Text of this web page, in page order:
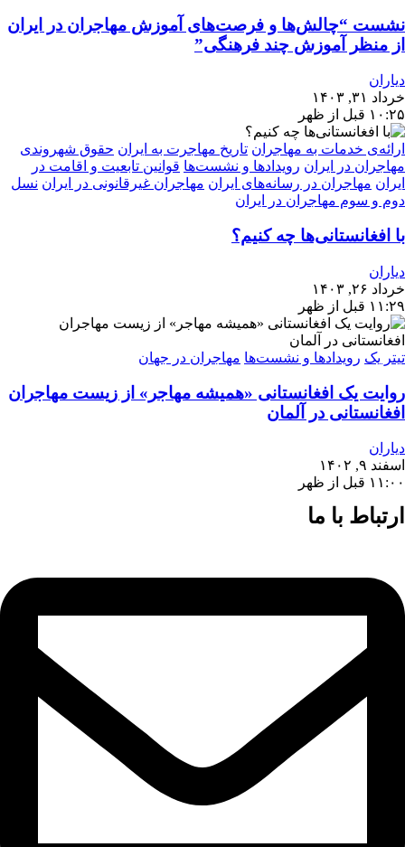
نشست “چالش‌ها و فرصت‌های آموزش مهاجران در ایران
از منظر آموزش چند فرهنگی”
دیاران
خرداد ۳۱, ۱۴۰۳
۱۰:۲۵ قبل از ظهر
ارائه‌ی خدمات به مهاجران تاریخ مهاجرت به ایران حقوق شهروندی
مهاجران در ایران رویدادها و نشست‌ها قوانین تابعیت و اقامت در
ایران مهاجران در رسانه‌های ایران مهاجران غیرقانونی در ایران نسل
دوم و سوم مهاجران در ایران
با افغانستانی‌ها چه کنیم؟
دیاران
خرداد ۲۶, ۱۴۰۳
۱۱:۲۹ قبل از ظهر
تیتر یک رویدادها و نشست‌ها مهاجران در جهان
روایت یک افغانستانی «همیشه مهاجر» از زیست مهاجران
افغانستانی در آلمان
دیاران
اسفند ۹, ۱۴۰۲
۱۱:۰۰ قبل از ظهر
ارتباط با ما